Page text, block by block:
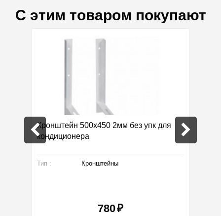
С этим товаром покупают
Кронштейн 500х450 2мм без упк для
кондиционера
Тип : Кронштейны
780